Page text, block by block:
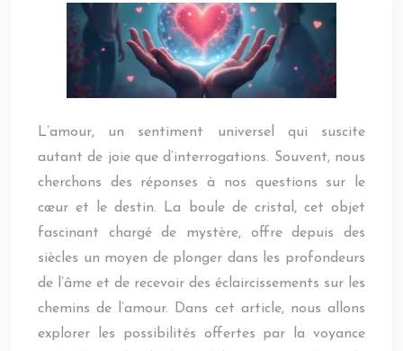
L’amour, un sentiment universel qui suscite
autant de joie que d’interrogations. Souvent, nous
cherchons des réponses à nos questions sur le
cœur et le destin. La boule de cristal, cet objet
fascinant chargé de mystère, offre depuis des
siècles un moyen de plonger dans les profondeurs
de l’âme et de recevoir des éclaircissements sur les
chemins de l’amour. Dans cet article, nous allons
explorer les possibilités offertes par la voyance